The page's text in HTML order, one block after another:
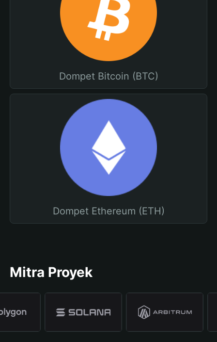
Dompet Bitcoin (BTC)
Dompet Ethereum (ETH)
Mitra Proyek